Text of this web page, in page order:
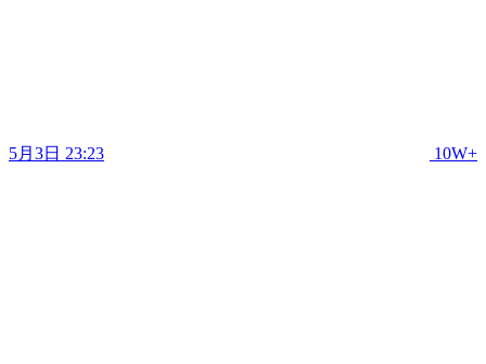
5月3日 23:23 10W+